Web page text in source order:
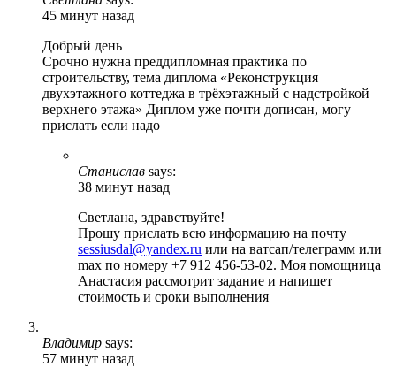
45 минут назад
Добрый день
Срочно нужна преддипломная практика по
строительству, тема диплома «Реконструкция
двухэтажного коттеджа в трёхэтажный с надстройкой
верхнего этажа» Диплом уже почти дописан, могу
прислать если надо
Станислав says:
38 минут назад
Светлана, здравствуйте!
Прошу прислать всю информацию на почту
sessiusdal@yandex.ru или на ватсап/телеграмм или
max по номеру +7 912 456-53-02. Моя помощница
Анастасия рассмотрит задание и напишет
стоимость и сроки выполнения
Владимир says:
57 минут назад